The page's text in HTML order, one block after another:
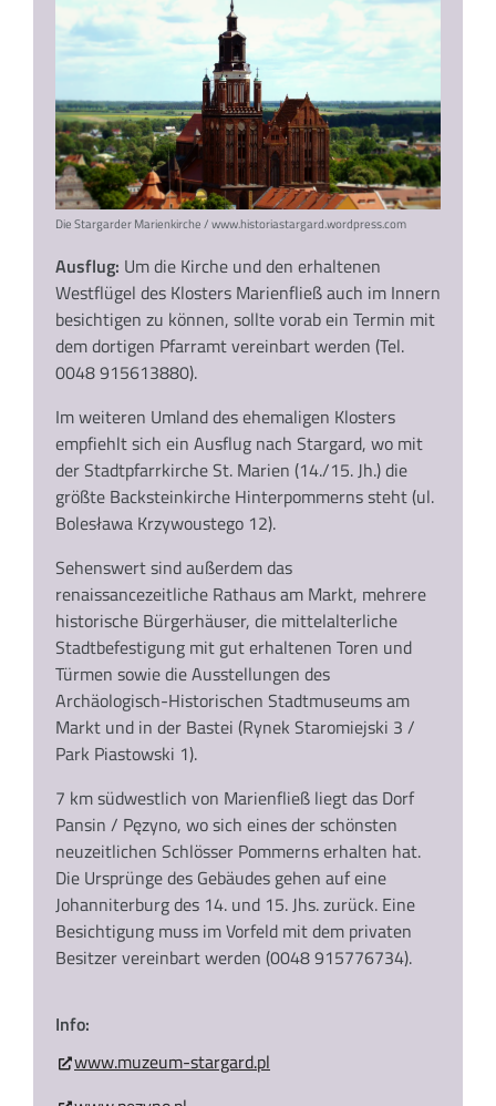
Die Stargarder Marienkirche / www.historiastargard.wordpress.com
Ausflug: Um die Kirche und den erhaltenen
Westflügel des Klosters Marienfließ auch im Innern
besichtigen zu können, sollte vorab ein Termin mit
dem dortigen Pfarramt vereinbart werden (Tel.
0048 915613880).
Im weiteren Umland des ehemaligen Klosters
empfiehlt sich ein Ausflug nach Stargard, wo mit
der Stadtpfarrkirche St. Marien (14./15. Jh.) die
größte Backsteinkirche Hinterpommerns steht (ul.
Bolesława Krzywoustego 12).
Sehenswert sind außerdem das
renaissancezeitliche Rathaus am Markt, mehrere
historische Bürgerhäuser, die mittelalterliche
Stadtbefestigung mit gut erhaltenen Toren und
Türmen sowie die Ausstellungen des
Archäologisch-Historischen Stadtmuseums am
Markt und in der Bastei (Rynek Staromiejski 3 /
Park Piastowski 1).
7 km südwestlich von Marienfließ liegt das Dorf
Pansin / Pęzyno, wo sich eines der schönsten
neuzeitlichen Schlösser Pommerns erhalten hat.
Die Ursprünge des Gebäudes gehen auf eine
Johanniterburg des 14. und 15. Jhs. zurück. Eine
Besichtigung muss im Vorfeld mit dem privaten
Besitzer vereinbart werden (0048 915776734).
Info:
www.muzeum-stargard.pl